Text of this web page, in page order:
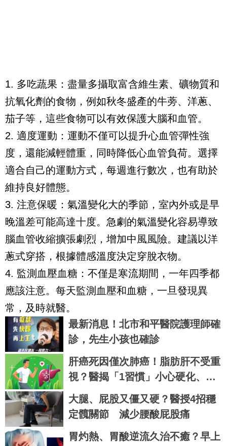
1. 多吃蔬果：盡量多攝取富含維生素、礦物質和
抗氧化劑的食物，例如秋冬盛產的牛蒡、洋蔥、
茄子等，這些食物可以有效保護大腦和血管。
2. 適度運動：運動不僅可以提升心血管彈性強
度，還能減輕體重，同時降低心血管負荷。選擇
適合自己的運動方式，每週進行數次，也有助於
維持良好體態。
3. 注意保暖：氣溫變化大的季節，室內外或是早
晚溫差可能高達十度。急劇的氣溫變化容易導致
腦血管收縮擴張劇烈，增加中風風險。建議以洋
蔥式穿搭，根據體感溫度決定穿脫衣物。
4. 監測血壓血糖：不僅是寒流期間，一年四季都
應該注意。每天監測血壓和血糖，一旦發現異
常，及時就醫。
最新消息！北市和平醫院護理師確
診，先生小孩也確診
肝癌死因僅次肺癌！脂肪肝不受重
視？醫揭「1習慣」小心硬化、變
腫瘤
大腿、屁股又僵又硬？醫授4招穩
定髖關節 減少腰酸屁股痛
胃灼熱、胃酸逆流久治不癒？早上